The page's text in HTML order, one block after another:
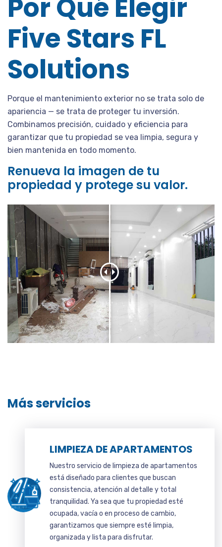
Por Qué Elegir
Five Stars FL
Solutions
Porque el mantenimiento exterior no se trata solo de
apariencia — se trata de proteger tu inversión.
Combinamos precisión, cuidado y eficiencia para
garantizar que tu propiedad se vea limpia, segura y
bien mantenida en todo momento.
Renueva la imagen de tu
propiedad y protege su valor.
Más servicios
LIMPIEZA DE APARTAMENTOS
Nuestro servicio de limpieza de apartamentos
está diseñado para clientes que buscan
consistencia, atención al detalle y total
tranquilidad. Ya sea que tu propiedad esté
ocupada, vacía o en proceso de cambio,
garantizamos que siempre esté limpia,
organizada y lista para disfrutar.